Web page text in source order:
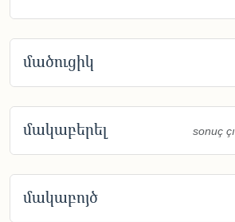
մածուցիկ
մակաբերել sonuç
մակաբոյծ